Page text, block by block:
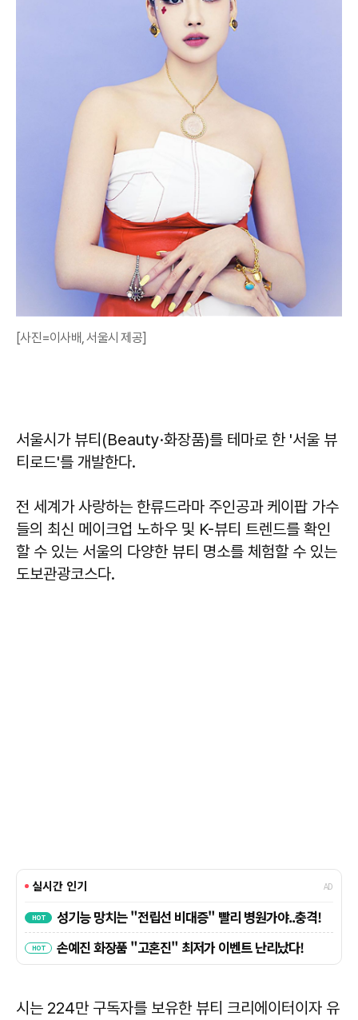
[사진=이사배, 서울시 제공]
서울시가 뷰티(Beauty·화장품)를 테마로 한 '서울 뷰
티로드'를 개발한다.
전 세계가 사랑하는 한류드라마 주인공과 케이팝 가수
들의 최신 메이크업 노하우 및 K-뷰티 트렌드를 확인
할 수 있는 서울의 다양한 뷰티 명소를 체험할 수 있는
도보관광코스다.
시는 224만 구독자를 보유한 뷰티 크리에이터이자 유